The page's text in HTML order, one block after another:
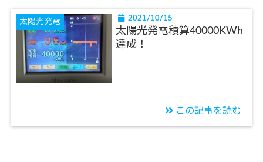
太陽光発電 2021/10/15
太陽光発電積算40000KWh
達成！
この記事を読む